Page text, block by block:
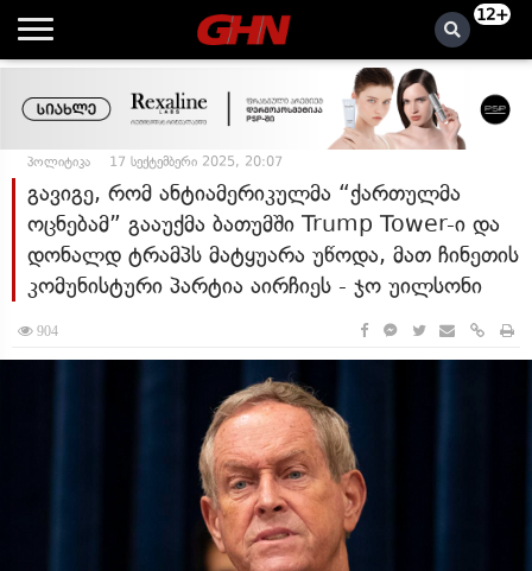
12+
პოლიტიკა 17 სექტემბერი 2025, 20:07
გავიგე, რომ ანტიამერიკულმა “ქართულმა
ოცნებამ” გააუქმა ბათუმში Trump Tower-ი და
დონალდ ტრამპს მატყუარა უწოდა, მათ ჩინეთის
კომუნისტური პარტია აირჩიეს - ჯო უილსონი
904